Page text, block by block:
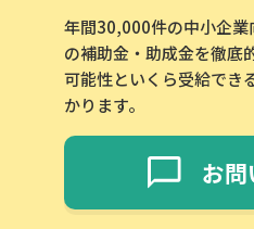
年間30,000件の中小企業
の補助金・助成金を徹底
可能性といくら受給でき
かります。
お